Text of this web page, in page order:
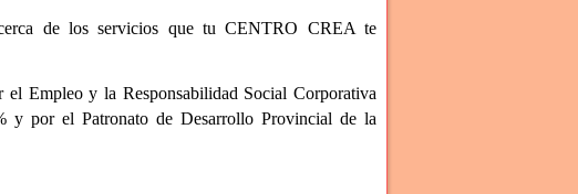
de los servicios que tu CENTRO CREA te
el Empleo y la Responsabilidad Social Corporativa
y por el Patronato de Desarrollo Provincial de la